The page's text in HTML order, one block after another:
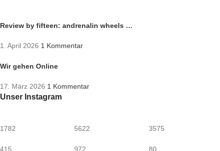
Review by fifteen: andrenalin wheels …
1. April 2026 1 Kommentar
Wir gehen Online
17. März 2026 1 Kommentar
Unser Instagram
1782
415
5622
972
3575
80